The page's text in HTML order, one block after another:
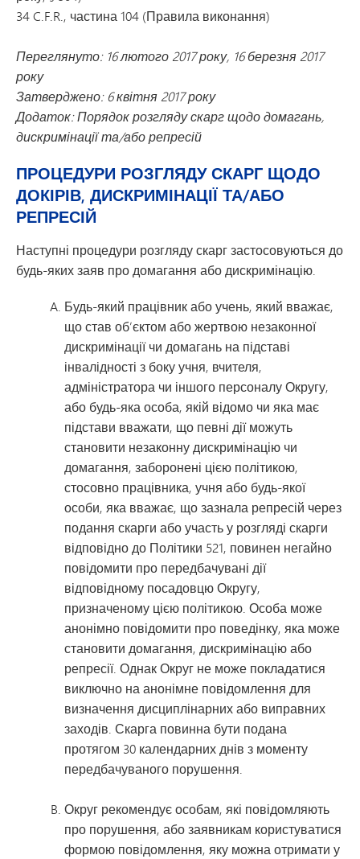
34 C.F.R., частина 104 (Правила виконання)
Переглянуто: 16 лютого 2017 року, 16 березня 2017
року
Затверджено: 6 квітня 2017 року
Додаток: Порядок розгляду скарг щодо домагань,
дискримінації та/або репресій
ПРОЦЕДУРИ РОЗГЛЯДУ СКАРГ ЩОДО
ДОКІРІВ, ДИСКРИМІНАЦІЇ ТА/АБО
РЕПРЕСІЙ
Наступні процедури розгляду скарг застосовуються до
будь-яких заяв про домагання або дискримінацію.
Будь-який працівник або учень, який вважає,
що став об’єктом або жертвою незаконної
дискримінації чи домагань на підставі
інвалідності з боку учня, вчителя,
адміністратора чи іншого персоналу Округу,
або будь-яка особа, якій відомо чи яка має
підстави вважати, що певні дії можуть
становити незаконну дискримінацію чи
домагання, заборонені цією політикою,
стосовно працівника, учня або будь-якої
особи, яка вважає, що зазнала репресій через
подання скарги або участь у розгляді скарги
відповідно до Політики 521, повинен негайно
повідомити про передбачувані дії
відповідному посадовцю Округу,
призначеному цією політикою. Особа може
анонімно повідомити про поведінку, яка може
становити домагання, дискримінацію або
репресії. Однак Округ не може покладатися
виключно на анонімне повідомлення для
визначення дисциплінарних або виправних
заходів. Скарга повинна бути подана
протягом 30 календарних днів з моменту
передбачуваного порушення.
Округ рекомендує особам, які повідомляють
про порушення, або заявникам користуватися
формою повідомлення, яку можна отримати у